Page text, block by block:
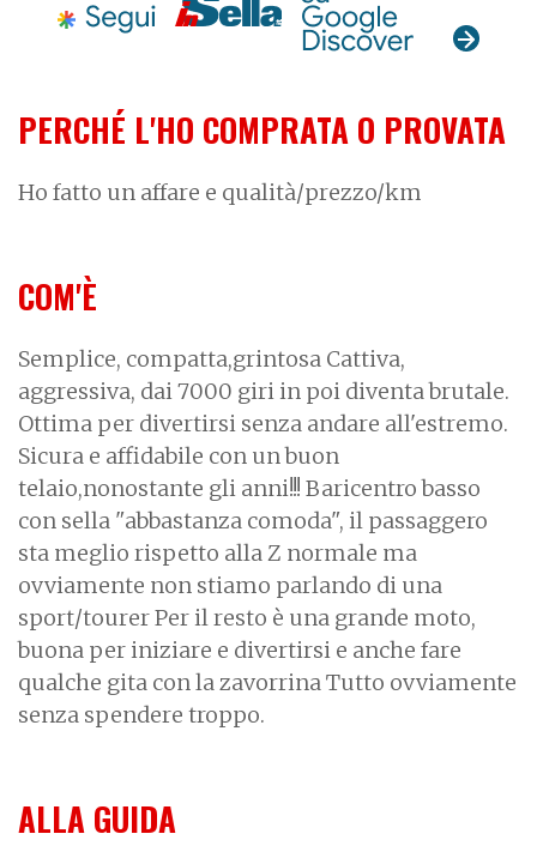
PERCHÉ L'HO COMPRATA O PROVATA
Ho fatto un affare e qualità/prezzo/km
COM'È
Semplice, compatta,grintosa Cattiva,
aggressiva, dai 7000 giri in poi diventa brutale.
Ottima per divertirsi senza andare all'estremo.
Sicura e affidabile con un buon
telaio,nonostante gli anni!!! Baricentro basso
con sella "abbastanza comoda", il passaggero
sta meglio rispetto alla Z normale ma
ovviamente non stiamo parlando di una
sport/tourer Per il resto è una grande moto,
buona per iniziare e divertirsi e anche fare
qualche gita con la zavorrina Tutto ovviamente
senza spendere troppo.
ALLA GUIDA